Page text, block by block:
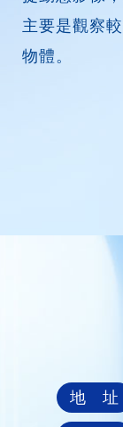
主要是觀察
物體。
地 址